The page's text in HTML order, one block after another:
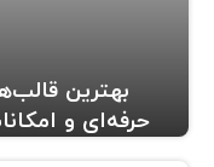
بهترین
حرفه‌ای و